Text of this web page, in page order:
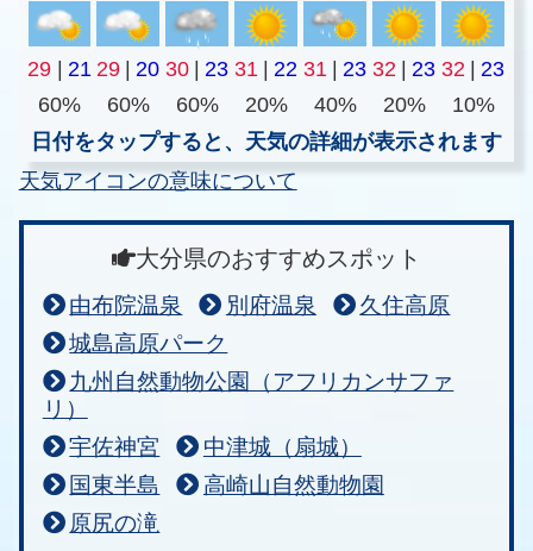
29 21 29 20 30 23 31 22 31 23 32 23 32
23
60%
60% 60% 20% 40% 20%
10%
日付をタップすると、天気の詳細が表示されます
天気アイコンの意味について
大分県のおすすめスポット
由布院温泉 別府温泉
久住高原
城島高原パーク
九州自然動物公園（アフリカンサファ
リ）
宇佐神宮
中津城（扇城）
国東半島
高崎山自然動物園
原尻の滝